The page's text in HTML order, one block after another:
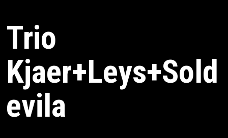
Trio
Kjaer+Leys+Sold
evila